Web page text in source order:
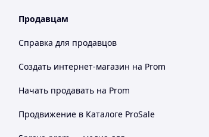
Продавцам
Справка для продавцов
Создать интернет-магазин на Prom
Начать продавать на Prom
Продвижение в Каталоге ProSale